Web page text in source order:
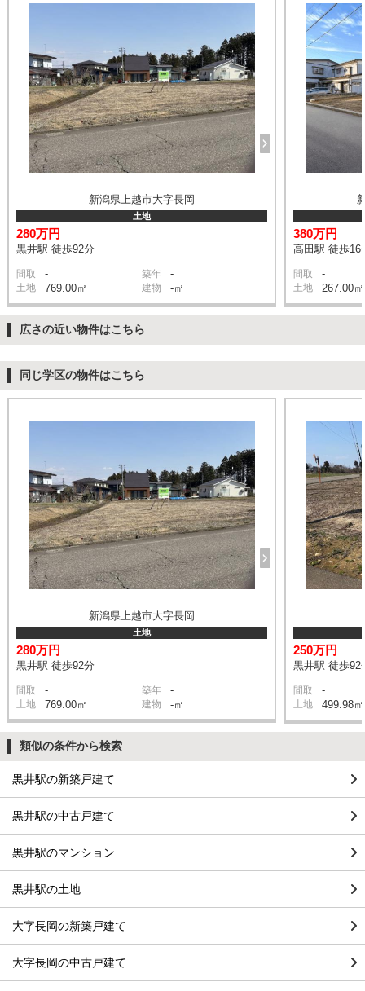
新潟県上越市大字長岡
土地
280万円
黒井駅 徒歩92分
間取 - 築年 -
土地 769.00㎡ 建物 -㎡
380万円
高田駅 徒歩16
間取 -
土地 267.00㎡
広さの近い物件はこちら
同じ学区の物件はこちら
新潟県上越市大字長岡
土地
280万円
黒井駅 徒歩92分
間取 - 築年 -
土地 769.00㎡ 建物 -㎡
250万円
黒井駅 徒歩92
間取 -
土地 499.98㎡
類似の条件から検索
黒井駅の新築戸建て
黒井駅の中古戸建て
黒井駅のマンション
黒井駅の土地
大字長岡の新築戸建て
大字長岡の中古戸建て